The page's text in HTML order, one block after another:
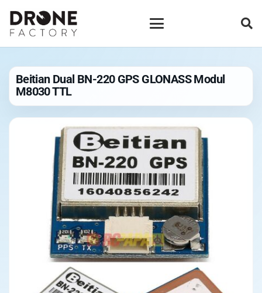
Beitian Dual BN-220 GPS GLONASS Modul
M8030 TTL